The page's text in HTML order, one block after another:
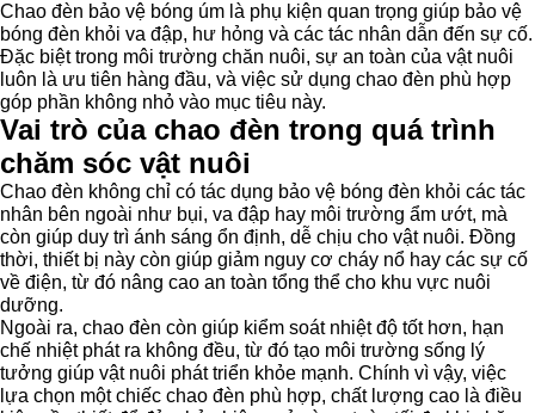
Chao đèn bảo vệ bóng úm là phụ kiện quan trọng giúp bảo vệ
bóng đèn khỏi va đập, hư hỏng và các tác nhân dẫn đến sự cố.
Đặc biệt trong môi trường chăn nuôi, sự an toàn của vật nuôi
luôn là ưu tiên hàng đầu, và việc sử dụng chao đèn phù hợp
góp phần không nhỏ vào mục tiêu này.
Vai trò của chao đèn trong quá trình
chăm sóc vật nuôi
Chao đèn không chỉ có tác dụng bảo vệ bóng đèn khỏi các tác
nhân bên ngoài như bụi, va đập hay môi trường ẩm ướt, mà
còn giúp duy trì ánh sáng ổn định, dễ chịu cho vật nuôi. Đồng
thời, thiết bị này còn giúp giảm nguy cơ cháy nổ hay các sự cố
về điện, từ đó nâng cao an toàn tổng thể cho khu vực nuôi
dưỡng.
Ngoài ra, chao đèn còn giúp kiểm soát nhiệt độ tốt hơn, hạn
chế nhiệt phát ra không đều, từ đó tạo môi trường sống lý
tưởng giúp vật nuôi phát triển khỏe mạnh. Chính vì vậy, việc
lựa chọn một chiếc chao đèn phù hợp, chất lượng cao là điều